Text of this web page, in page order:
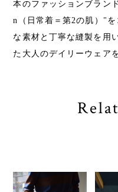
本のファッションブラン
n（日常着＝第2の肌）"
な素材と丁寧な縫製を用
た大人のデイリーウェア